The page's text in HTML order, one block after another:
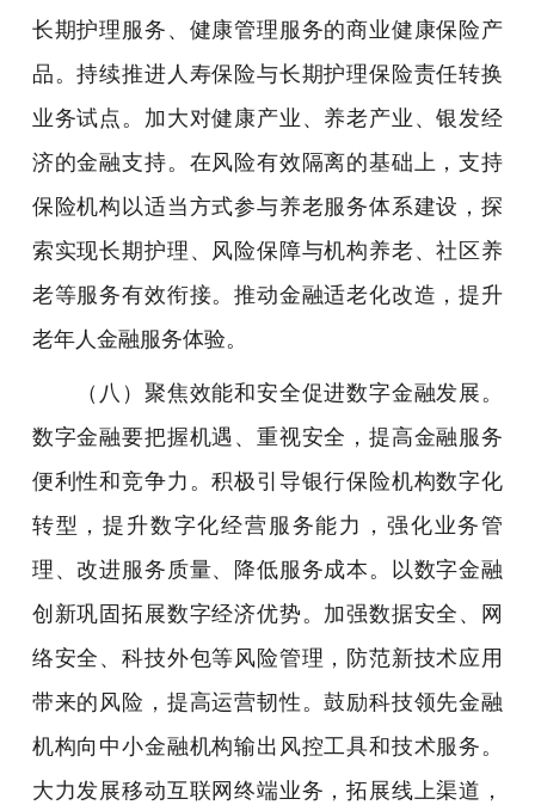
长期护理服务、健康管理服务的商业健康保险产
品。持续推进人寿保险与长期护理保险责任转换
业务试点。加大对健康产业、养老产业、银发经
济的金融支持。在风险有效隔离的基础上，支持
保险机构以适当方式参与养老服务体系建设，探
索实现长期护理、风险保障与机构养老、社区养
老等服务有效衔接。推动金融适老化改造，提升
老年人金融服务体验。
（八）聚焦效能和安全促进数字金融发展。
数字金融要把握机遇、重视安全，提高金融服务
便利性和竞争力。积极引导银行保险机构数字化
转型，提升数字化经营服务能力，强化业务管
理、改进服务质量、降低服务成本。以数字金融
创新巩固拓展数字经济优势。加强数据安全、网
络安全、科技外包等风险管理，防范新技术应用
带来的风险，提高运营韧性。鼓励科技领先金融
机构向中小金融机构输出风控工具和技术服务。
大力发展移动互联网终端业务，拓展线上渠道，